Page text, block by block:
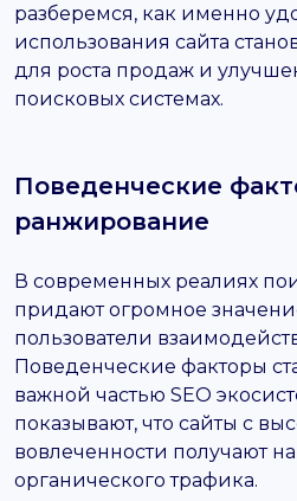
разберемся, как именно
использования сайта
для роста продаж и
поисковых системах.
Поведенческие
ранжирование
В современных реалиях
придают огромное
пользователи
Поведенческие факторы
важной частью SEO
показывают, что сайты с
вовлеченности получают
органического трафика.